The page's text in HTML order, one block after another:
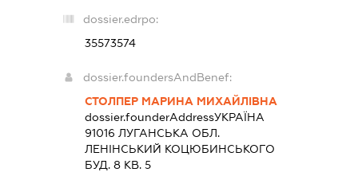
dossier.edrpo:
35573574
dossier.foundersAndBenef:
СТОЛПЕР МАРИНА МИХАЙЛІВНА
dossier.founderAddressУКРАЇНА
91016 ЛУГАНСЬКА ОБЛ.
ЛЕНІНСЬКИЙ КОЦЮБИНСЬКОГО
БУД. 8 КВ. 5